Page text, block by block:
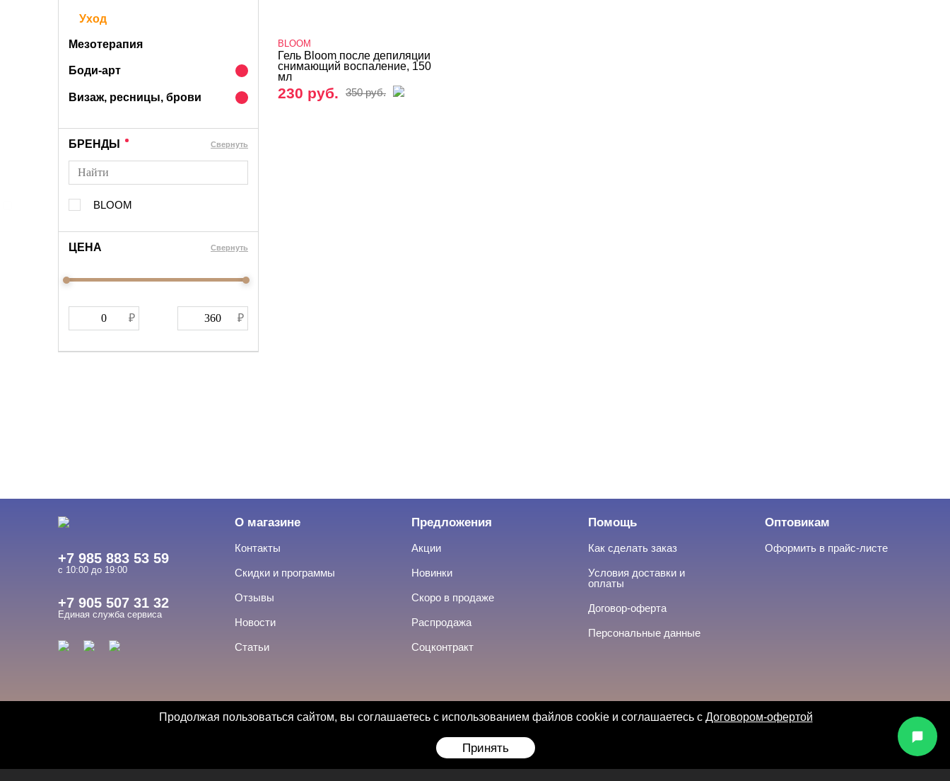
Уход
Мезотерапия
Боди-арт
Визаж, ресницы, брови
БРЕНДЫ Cвернуть
BLOOM
ЦЕНА Cвернуть
BLOOM
Гель Bloom после депиляции
снимающий воспаление, 150
мл
230 руб. 350 руб.
+7 985 883 53 59
с 10:00 до 19:00
+7 905 507 31 32
Единая служба сервиса
О магазине
Контакты
Скидки и программы
Отзывы
Новости
Статьи
Предложения
Акции
Новинки
Скоро в продаже
Распродажа
Соцконтракт
Помощь
Как сделать заказ
Условия доставки и
оплаты
Договор-оферта
Персональные данные
Оптовикам
Оформить в прайс-листе
Продолжая пользоваться сайтом, вы соглашаетесь с использованием файлов cookie и соглашаетесь с Договором-офертой
Принять